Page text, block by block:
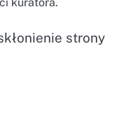
strony